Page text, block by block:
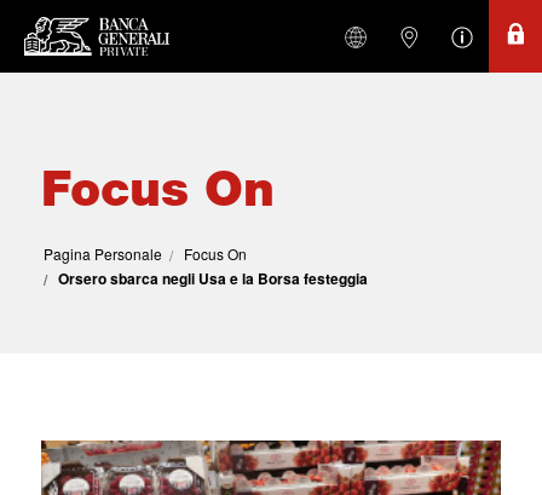
Focus On
Pagina Personale Focus On
Orsero sbarca negli Usa e la Borsa festeggia